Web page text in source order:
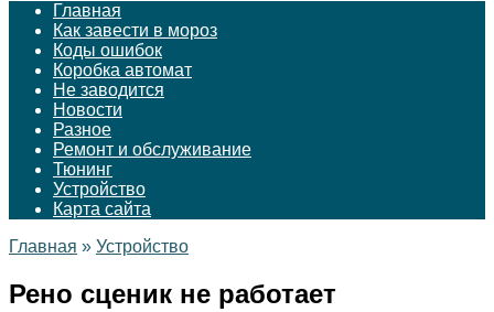
Главная
Как завести в мороз
Коды ошибок
Коробка автомат
Не заводится
Новости
Разное
Ремонт и обслуживание
Тюнинг
Устройство
Карта сайта
Главная » Устройство
Рено сценик не работает